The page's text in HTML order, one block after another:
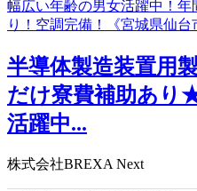
半導体製造装置用
だけ寮費補助あり
活躍中...
株式会社BREXA Next